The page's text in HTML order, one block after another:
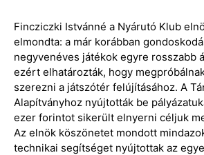
Fincziczki Istvánné a Nyárutó Klub
elmondta: a már korábban
negyvenéves játékok egyre rosszabb
ezért elhatározták, hogy
szerezni a játszótér felújításához. A
Alapítványhoz nyújtották be
ezer forintot sikerült elnyerni céljuk
Az elnök köszönetet mondott
technikai segítséget nyújtottak az